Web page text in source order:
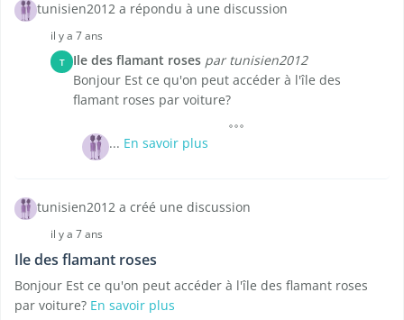
tunisien2012 a répondu à une discussion
il y a 7 ans
T Ile des flamant roses par tunisien2012
Bonjour Est ce qu'on peut accéder à l'île des
flamant roses par voiture?
... En savoir plus
tunisien2012 a créé une discussion
il y a 7 ans
Ile des flamant roses
Bonjour Est ce qu'on peut accéder à l'île des flamant roses
par voiture? En savoir plus